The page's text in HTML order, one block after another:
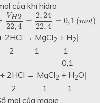
hidro
VH2
22,4
=
2,24
22,4
= 0,1 (mol)
VH222, 4=2,24
→ MgCl2 + H2
|
1
→ MgCl2 + H2O|
1
magie